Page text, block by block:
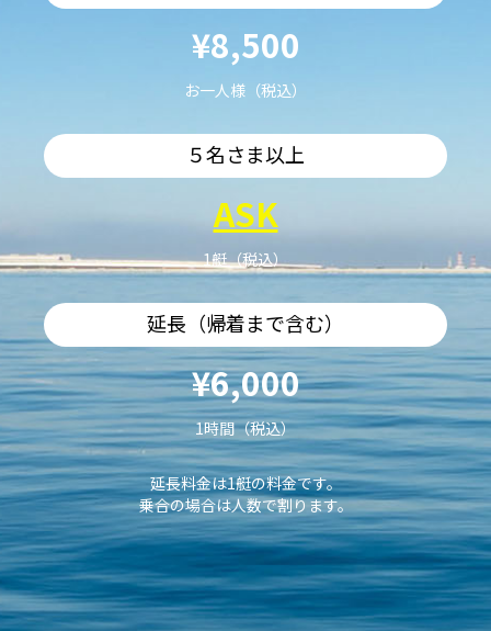
¥8,500
お一人様（税込）
５名さま以上
ASK
1艇（税込）
延長（帰着まで含む）
¥6,000
1時間（税込）
延長料金は1艇の料金です。
乗合の場合は人数で割ります。